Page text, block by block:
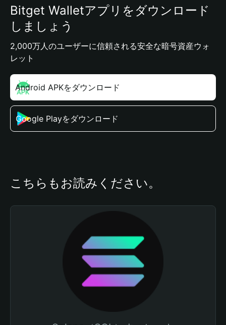
Bitget Walletアプリをダウンロード
しましょう
2,000万人のユーザーに信頼される安全な暗号資産ウォ
レット
Android APKをダウンロード
Google Playをダウンロード
こちらもお読みください。